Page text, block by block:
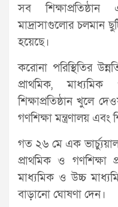
সব
মাদ্রাসাগুলোর চলমান
হয়েছে।
করোনা পরিস্থিতির
প্রাথমিক,
শিক্ষাপ্রতিষ্ঠান খুলে
গণশিক্ষা মন্ত্রণালয় এবং
গত ২৬ মে এক ভার্চ্যুয়াল
প্রাথমিক ও গণশিক্ষা
মাধ্যমিক ও উচ্চ
বাড়ানো ঘোষণা দেন।